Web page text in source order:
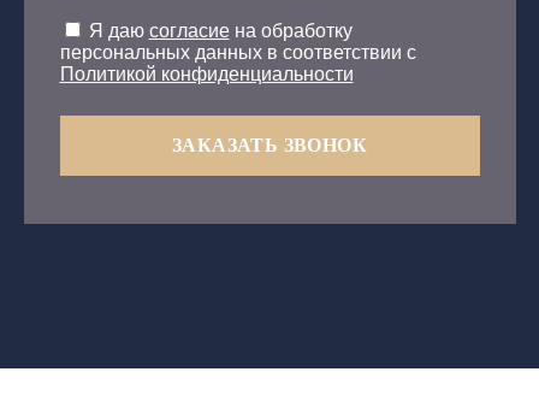
Я даю согласиена обработку
персональных данных в соответствии с
Политикой конфиденциальности
ЗАКАЗАТЬ ЗВОНОК